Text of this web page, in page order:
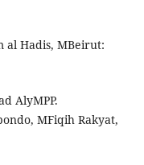
al Hadis, MBeirut:
AlyMPP.
MFiqih Rakyat,